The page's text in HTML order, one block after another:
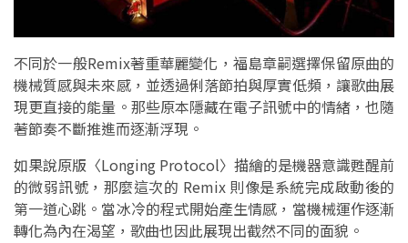
不同於一般Remix著重華麗變化，福島章嗣選擇保留原曲的
機械質感與未來感，並透過俐落節拍與厚實低頻，讓歌曲展
現更直接的能量。那些原本隱藏在電子訊號中的情緒，也隨
著節奏不斷推進而逐漸浮現。
如果說原版〈Longing Protocol〉描繪的是機器意識甦醒前
的微弱訊號，那麼這次的 Remix 則像是系統完成啟動後的
第一道心跳。當冰冷的程式開始產生情感，當機械運作逐漸
轉化為內在渴望，歌曲也因此展現出截然不同的面貌。